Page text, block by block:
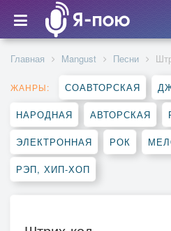
Главная Mangust Песни
ЖАНРЫ: СОАВТОРСКАЯ
НАРОДНАЯ АВТОРСКАЯ
ЭЛЕКТРОННАЯ РОК
РЭП, ХИП-ХОП